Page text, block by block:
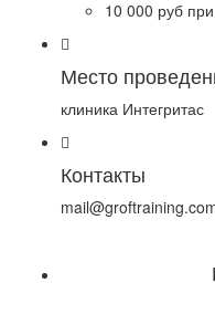
10 000 руб
Место
клиника Интегритас
Контакты